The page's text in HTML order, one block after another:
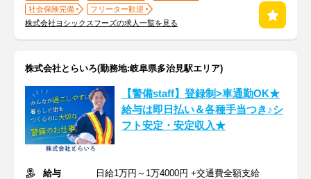
社会保険完備
フリーター歓迎
株式会社ヨシックスフーズの求人一覧を見る
株式会社とらいろ(勤務地:岐阜県多治見駅エリア)
【警備staff】登録制>車通勤OK★
給与は即日払い＆各種手当つき♪シ
フト安定・安定収入★
給与
日給1万円～1万4000円 +交通費全額支給